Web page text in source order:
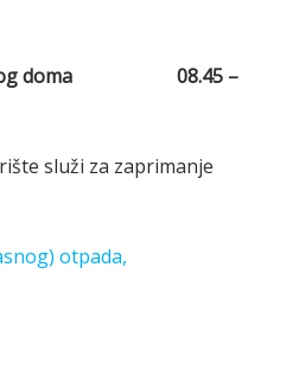
doma 08.45 –
služi za zaprimanje
otpada,